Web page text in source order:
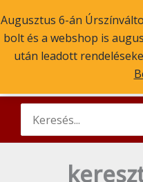
Augusztus 6-án
bolt és a webshop is
után leadott
to
content
Szent Atanáz
ikonok, könyvek,
for: